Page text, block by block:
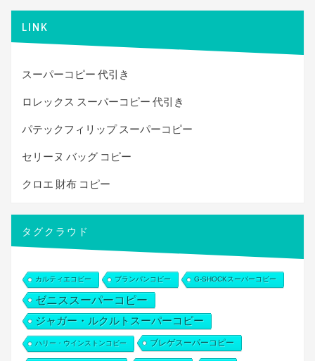
LINK
スーパーコピー 代引き
ロレックス スーパーコピー 代引き
パテックフィリップ スーパーコピー
セリーヌ バッグ コピー
クロエ 財布 コピー
タグクラウド
カルティエコピー ブランパンコピー G-SHOCKスーパーコピー
ゼニススーパーコピー
ジャガー・ルクルトスーパーコピー
ハリー・ウインストンコピー ブレゲスーパーコピー